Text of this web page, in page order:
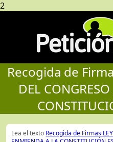
2
Recogida de
DEL
Lea el texto Recogida de Firmas